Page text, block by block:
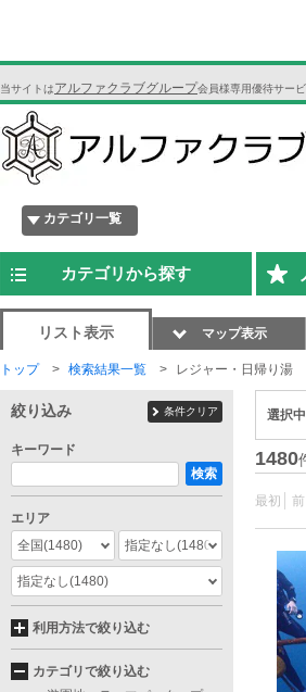
当サイトはアルファクラブグループ会員様専用優待サービ
カテゴリ一覧
カテゴリから探す
リスト表示 マップ表示
トップ 検索結果一覧 レジャー・日帰り湯
選択
1480
最初 前
絞り込み 条件クリア
キーワード
検索
エリア
全国(1480) 指定なし(1480)
指定なし(1480)
利用方法で絞り込む
カテゴリで絞り込む